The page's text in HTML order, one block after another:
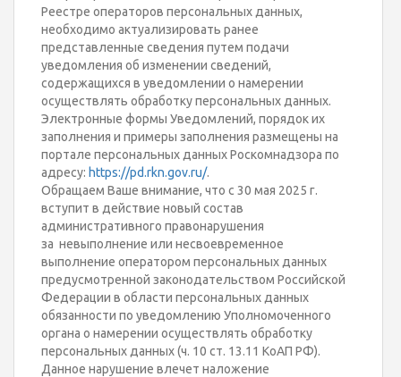
Реестре операторов персональных данных,
необходимо актуализировать ранее
представленные сведения путем подачи
уведомления об изменении сведений,
содержащихся в уведомлении о намерении
осуществлять обработку персональных данных.
Электронные формы Уведомлений, порядок их
заполнения и примеры заполнения размещены на
портале персональных данных Роскомнадзора по
адресу: https://pd.rkn.gov.ru/.
Обращаем Ваше внимание, что с 30 мая 2025 г.
вступит в действие новый состав
административного правонарушения
за невыполнение или несвоевременное
выполнение оператором персональных данных
предусмотренной законодательством Российской
Федерации в области персональных данных
обязанности по уведомлению Уполномоченного
органа о намерении осуществлять обработку
персональных данных (ч. 10 ст. 13.11 КоАП РФ).
Данное нарушение влечет наложение